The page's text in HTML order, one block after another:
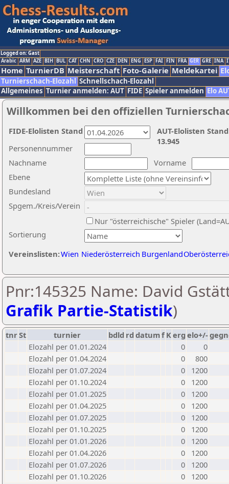
Logged on: Gast
Arabic ARM AZE BIH BUL CAT CHN CRO CZE DEN ENG ESP FAI FIN FRA GER GRE INA
Home TurnierDB Meisterschaft Foto-Galerie Meldekartei
Turnierschach-Elozahl Schnellschach-Elozahl
Allgemeines Turnier anmelden: AUT FIDE Spieler anmelden Elo
Willkommen bei den offiziellen
Nachname
Vorname
Ebene
Sortierung
Personennummer
Bundesland
Spgem./Kreis/Verein
Nur "österreichische" Spieler
Vereinslisten:Wien Niederösterreich Burgenland
AUT-Elolisten
13.945
FIDE-Elolisten Stand
Pnr:145325 Name: David
Grafik Partie-Statistik)
tnrSt turnier bdld rd datumf Kerg elo+/-
Elozahl per 01.01.2024
0
0
Elozahl per 01.04.2024
0
800
Elozahl per 01.07.2024
0
1200
Elozahl per 01.10.2024
0
1200
Elozahl per 01.01.2025
0
1200
Elozahl per 01.04.2025
0
1200
Elozahl per 01.07.2025
0
1200
Elozahl per 01.10.2025
0
1200
Elozahl per 01.01.2026
0
1200
Elozahl per 01.04.2026
0
1200
Elozahl per 01.07.2026
0
1200
Elozahl per 01.10.2026
0 1200